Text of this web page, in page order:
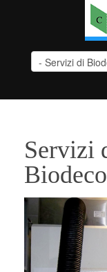
Servizi